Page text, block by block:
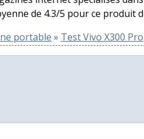
de 4.3/5 pour ce produit
portable » Test Vivo X300 Pro